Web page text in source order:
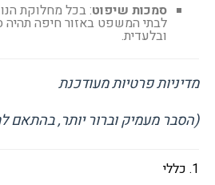
סמכות שיפוט: בכל מחלוקת
לבתי המשפט באזור חיפה תהיה
ובלעדית.
מדיניות פרטיות מעודכנת
(הסבר מעמיק וברור יותר, בהתאם
1. כללי